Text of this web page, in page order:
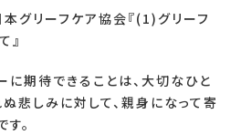
グリーフケア協会『(1) グリーフ
』
に期待できることは、大切なひと
悲しみに対して、親身になって寄
。